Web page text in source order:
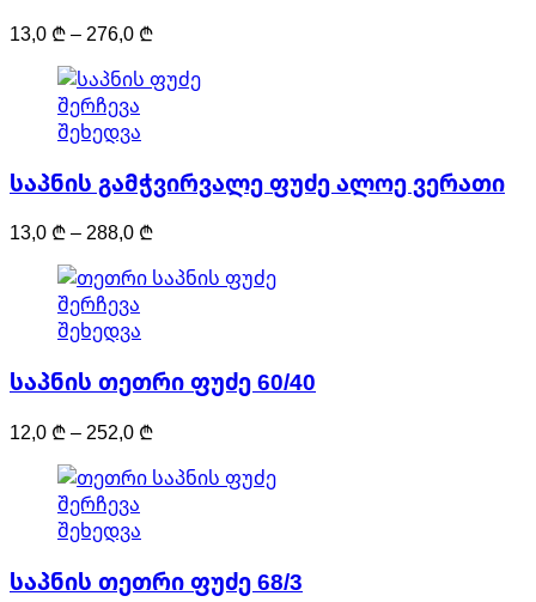
The
may
be
chosen
on
the
product
page
13,0 ₾–276,0 ₾Price
13,0 ₾
შერჩევა
product
multiple
The
may
be
chosen
on
the
product
page
შეხედვა
საპნის გამჭვირვალე ფუძე ალოე ვერათი
13,0 ₾–288,0 ₾Price
13,0 ₾
შერჩევა
product
multiple
The
may
be
chosen
on
the
შეხედვა
საპნის თეთრი ფუძე 60/40
12,0 ₾–252,0 ₾Price
12,0 ₾
შერჩევა
product
multiple
შეხედვა
საპნის თეთრი ფუძე 68/3